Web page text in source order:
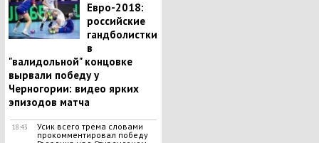
Евро-2018:
российские
гандболистки
в
"валидольной" концовке
вырвали победу у
Черногории: видео ярких
эпизодов матча
18:43
Усик всего трема словами
прокомментировал победу